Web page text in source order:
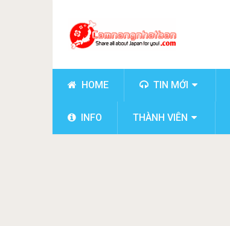
HOME TIN MỚI
INFO THÀNH VIÊN